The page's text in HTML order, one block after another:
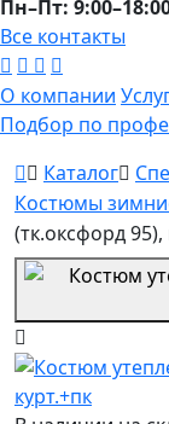
Пн–Пт:
Все контакты
О компании
Подбор по
Каталог
Костюмы
(тк.оксфорд 95),